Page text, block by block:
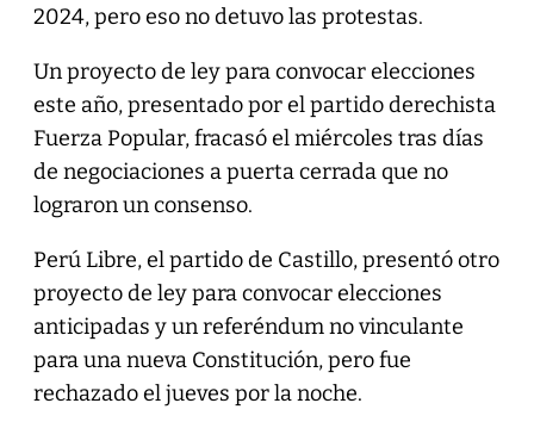
2024, pero eso no detuvo las protestas.
Un proyecto de ley para convocar elecciones
este año, presentado por el partido derechista
Fuerza Popular, fracasó el miércoles tras días
de negociaciones a puerta cerrada que no
lograron un consenso.
Perú Libre, el partido de Castillo, presentó otro
proyecto de ley para convocar elecciones
anticipadas y un referéndum no vinculante
para una nueva Constitución, pero fue
rechazado el jueves por la noche.